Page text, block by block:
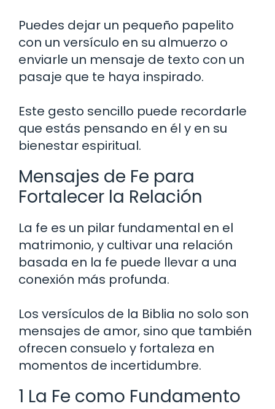
Puedes dejar un pequeño papelito
con un versículo en su almuerzo o
enviarle un mensaje de texto con un
pasaje que te haya inspirado.
Este gesto sencillo puede recordarle
que estás pensando en él y en su
bienestar espiritual.
Mensajes de Fe para
Fortalecer la Relación
La fe es un pilar fundamental en el
matrimonio, y cultivar una relación
basada en la fe puede llevar a una
conexión más profunda.
Los versículos de la Biblia no solo son
mensajes de amor, sino que también
ofrecen consuelo y fortaleza en
momentos de incertidumbre.
1 La Fe como Fundamento